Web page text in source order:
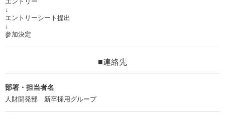
↓
エントリーシート提出
↓
参加決定
■連絡先
部署・担当者名
人財開発部 新卒採用グループ